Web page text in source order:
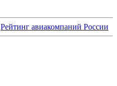
Рейтинг авиакомпаний России